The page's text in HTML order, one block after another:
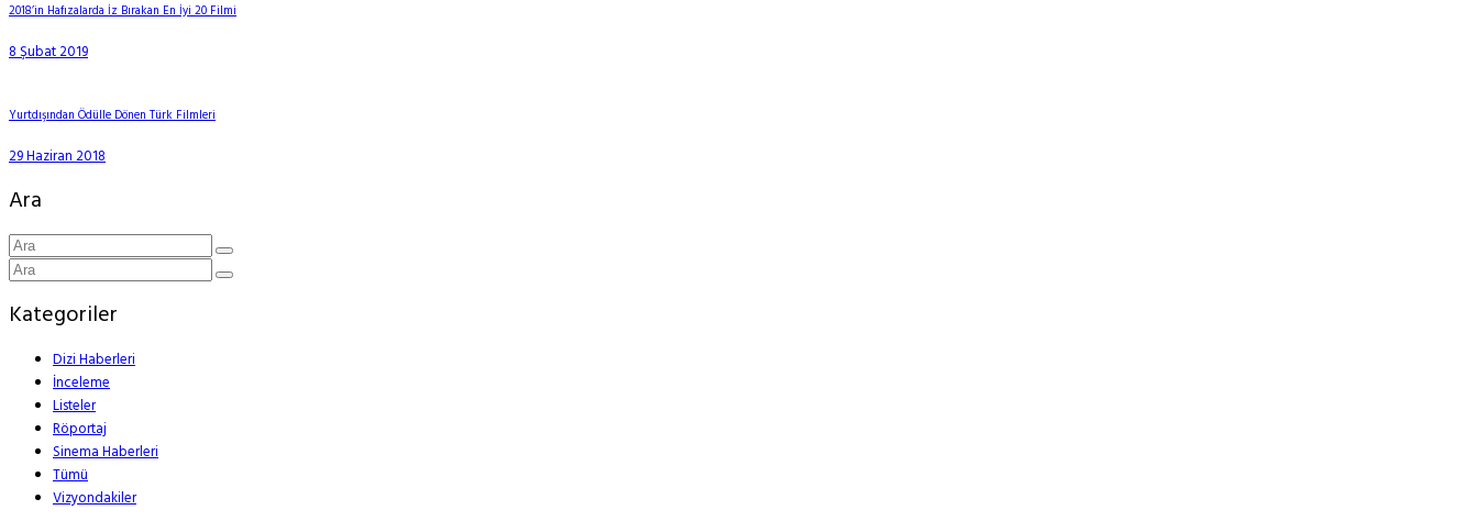
2018’in Hafızalarda İz Bırakan En İyi 20 Filmi
8 Şubat 2019
Yurtdışından Ödülle Dönen Türk Filmleri
29 Haziran 2018
Ara
Kategoriler
Dizi Haberleri
İnceleme
Listeler
Röportaj
Sinema Haberleri
Tümü
Vizyondakiler